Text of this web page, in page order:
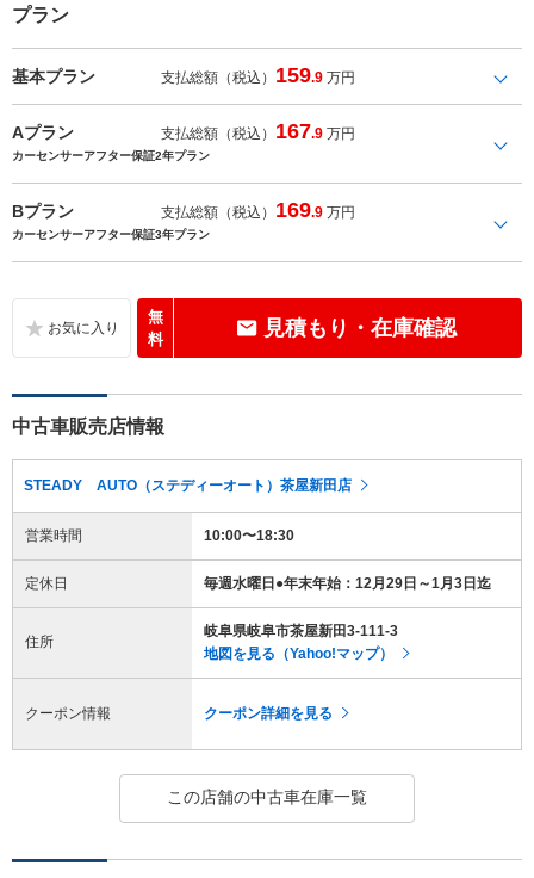
プラン
基本プラン 支払総額（税込） 159.9 万円
Aプラン 支払総額（税込） 167.9 万円
カーセンサーアフター保証2年プラン
Bプラン 支払総額（税込） 169.9 万円
カーセンサーアフター保証3年プラン
無
料
見積もり・在庫確認
中古車販売店情報
STEADY AUTO（ステディーオート）茶屋新田店
営業時間 10:00〜18:30
定休日 毎週水曜日●年末年始：12月29日～1月3日迄
住所
岐阜県岐阜市茶屋新田3-111-3
地図を見る（Yahoo!マップ）
クーポン情報 クーポン詳細を見る
この店舗の中古車在庫一覧